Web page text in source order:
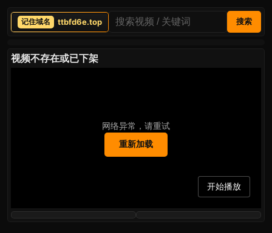
ttbfd6e.top 搜索
视频不存在或已下架
网络异常，请重试
重新加载
开始播放